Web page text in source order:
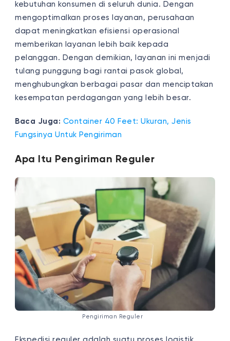
kebutuhan konsumen di seluruh dunia. Dengan
mengoptimalkan proses
layanan , perusahaan
dapat meningkatkan efisiensi operasional
memberikan layanan lebih baik kepada
pelanggan. Dengan demikian,
layananini menjadi
tulang punggung bagi rantai pasok global,
menghubungkan berbagai pasar dan menciptakan
kesempatan perdagangan yang lebih besar.
Baca Juga: Container 40 Feet: Ukuran, Jenis
Fungsinya Untuk Pengiriman
Apa Itu Pengiriman Reguler
Pengiriman Reguler